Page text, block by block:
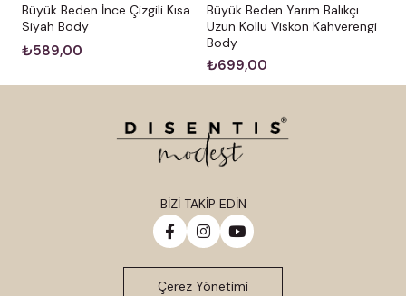
Büyük Beden İnce Çizgili Kısa
Siyah Body
₺589,00
Büyük Beden Yarım Balıkçı
Uzun Kollu Viskon Kahverengi
Body
₺699,00
BİZİ TAKİP EDİN
Çerez Yönetimi